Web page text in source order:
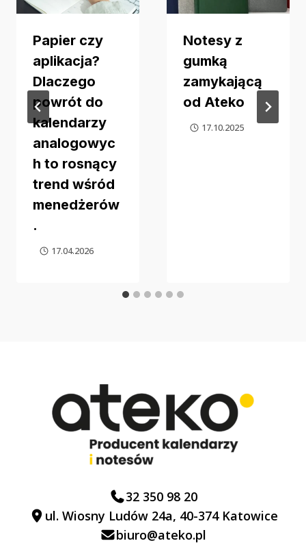
Papier czy
aplikacja?
Dlaczego
powrót do
kalendarzy
analogowyc
h to rosnący
trend wśród
menedżerów
.
17.04.2026
Notesy z
gumką
zamykającą
od Ateko
17.10.2025
32 350 98 20
ul. Wiosny Ludów 24a, 40-374 Katowice
biuro@ateko.pl